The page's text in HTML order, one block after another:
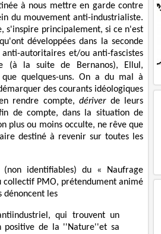
à nous mettre en garde contre
du mouvement anti-industrialiste.
s'inspire principalement, si ce n'est
développées dans la seconde
autoritaires et/ou anti-fascistes
(à la suite de Bernanos), Ellul,
quelques-uns. On a du mal à
des courants idéologiques
rendre compte,dériverde leurs
de compte, dans la situation de
plus ou moins occulte, ne rêve que
destiné à revenir sur toutes les
identifiables) du « Naufrage
collectif PMO, prétendument animé
dénoncent les
qui trouvent un
positive de la ''Nature''et sa